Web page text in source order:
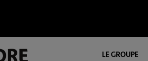
LE GROUPE